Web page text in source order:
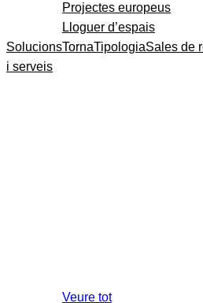
Solucions
i serveis
Projectes europeus
Lloguer d’espais
TornaTipologiaSales de
Veure tot